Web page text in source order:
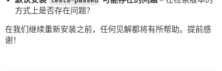
方式上是否存在问题？
在我们继续重新安装之前，任何见解都将有所帮助。提前感
谢！